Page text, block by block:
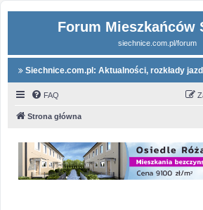
Forum Mieszkańców
siechnice.com.pl/forum
Siechnice.com.pl: Aktualności, rozkłady
FAQ
Strona główna